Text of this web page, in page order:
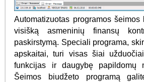
Automatizuotas programos šeimos
visišką asmeninių finansų
paskirstymą. Speciali programa,
apskaitai, turi visas šiai
funkcijas ir daugybę papildomų
Šeimos biudžeto programą